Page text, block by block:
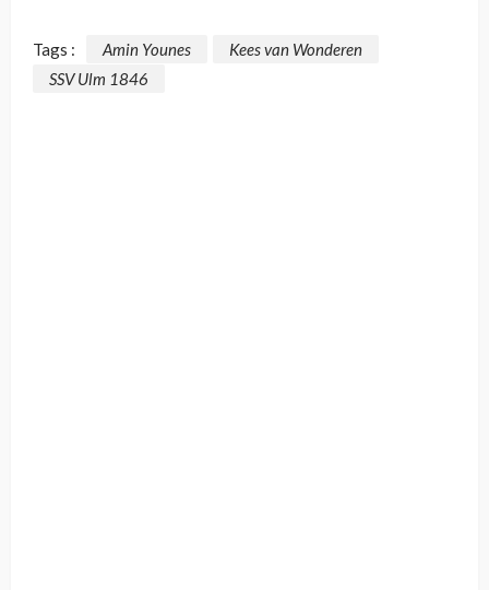
Tags : Amin Younes
Kees van Wonderen
SSV Ulm 1846